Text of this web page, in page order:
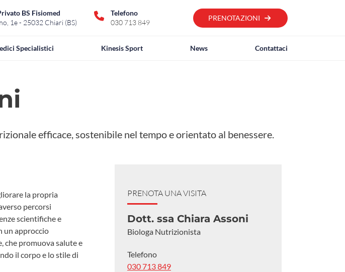
BS Fisiomed
1e - 25032 Chiari (BS)
Telefono
030 713 849
PRENOTAZIONI
Specialistici Kinesis Sport News Contattaci
efficace, sostenibile nel tempo e orientato al benessere.
la propria
percorsi
scientifiche e
un approccio
che promuova salute e
il corpo e lo stile di
PRENOTA UNA VISITA
Dott. ssa Chiara Assoni
Biologa Nutrizionista
Telefono
030 713 849